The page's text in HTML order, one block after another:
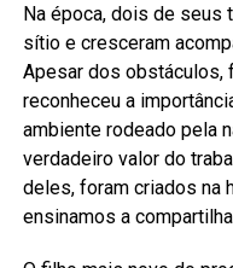
Na época, dois de seus
sítio e cresceram
Apesar dos obstáculos,
reconheceu a
ambiente rodeado pela
verdadeiro valor do
deles, foram criados na
ensinamos a